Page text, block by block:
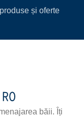
și oferte
băii. Îți